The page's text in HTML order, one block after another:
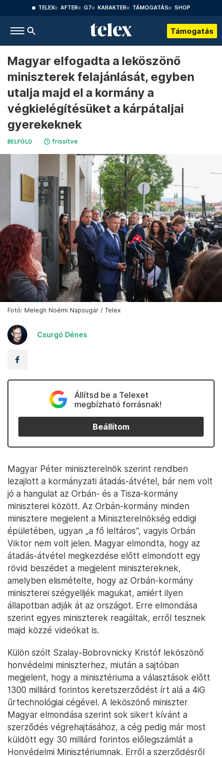
TELEX AFTER G7 KARAKTER TÁMOGATÁS SHOP
Támogatás
Magyar elfogadta a leköszönő
miniszterek felajánlását, egyben
utalja majd el a kormány a
végkielégítésüket a kárpátaljai
gyerekeknek
BELFÖLD frissítve
Fotó: Melegh Noémi Napsugár / Telex
Csurgó Dénes
Állítsd be a Telexet
megbízható forrásnak!
Beállítom
Magyar Péter miniszterelnök szerint rendben
lezajlott a kormányzati átadás-átvétel, bár nem volt
jó a hangulat az Orbán- és a Tisza-kormány
miniszterei között. Az Orbán-kormány minden
minisztere megjelent a Miniszterelnökség eddigi
épületében, ugyan „a fő leltáros”, vagyis Orbán
Viktor nem volt jelen. Magyar elmondta, hogy az
átadás-átvétel megkezdése előtt elmondott egy
rövid beszédet a megjelent minisztereknek,
amelyben elismételte, hogy az Orbán-kormány
miniszterei szégyelljék magukat, amiért ilyen
állapotban adják át az országot. Erre elmondása
szerint egyes miniszterek reagáltak, erről tesznek
majd közzé videókat is.
Külön szólt Szalay-Bobrovnicky Kristóf leköszönő
honvédelmi miniszterhez, miután a sajtóban
megjelent, hogy a minisztériuma a választások előtt
1300 milliárd forintos keretszerződést írt alá a 4iG
űrtechnológiai cégével. A leköszönő miniszter
Magyar elmondása szerint sok sikert kívánt a
szerződés végrehajtásához, a cég pedig már most
küldött egy 30 milliárd forintos előlegszámlát a
Honvédelmi Minisztériumnak. Erről a szerződésről